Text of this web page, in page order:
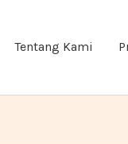
Tentang Kami